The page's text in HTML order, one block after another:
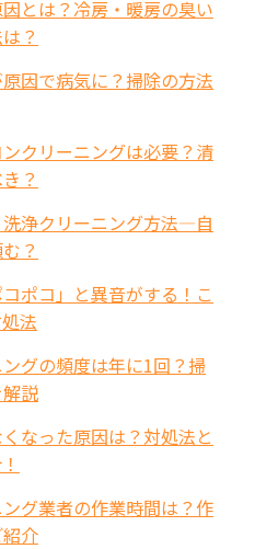
とは？冷房・暖房の臭い
？
因で病気に？掃除の方法
クリーニングは必要？清
？
浄クリーニング方法―自
？
ポコ」と異音がする！こ
法
グの頻度は年に1回？掃
説
なった原因は？対処法と
グ業者の作業時間は？作
介